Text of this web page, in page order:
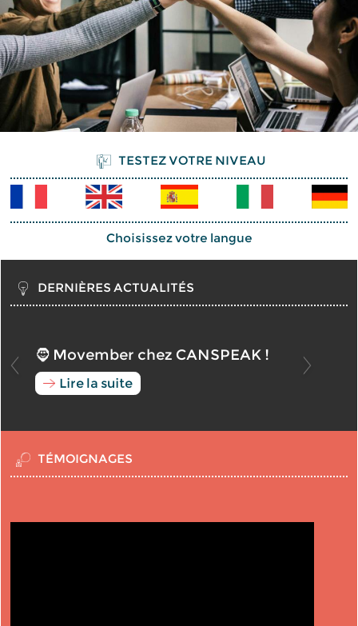
TESTEZ VOTRE NIVEAU
Choisissez votre langue
DERNIÈRES ACTUALITÉS
🧔 Movember chez CANSPEAK !
Lire la suite
TÉMOIGNAGES